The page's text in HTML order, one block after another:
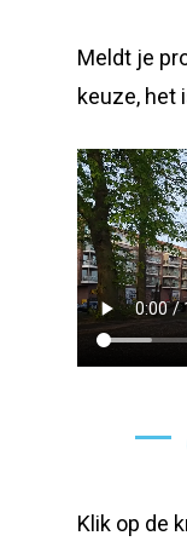
Meldt je
keuze, het
Klik op de